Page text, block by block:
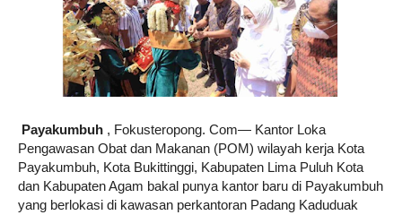
Payakumbuh , Fokusteropong. Com— Kantor Loka
Pengawasan Obat dan Makanan (POM) wilayah kerja Kota
Payakumbuh, Kota Bukittinggi, Kabupaten Lima Puluh Kota
dan Kabupaten Agam bakal punya kantor baru di Payakumbuh
yang berlokasi di kawasan perkantoran Padang Kaduduak